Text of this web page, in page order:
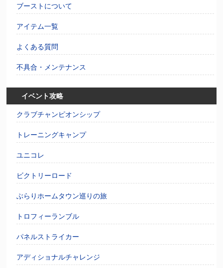
ブーストについて
アイテム一覧
よくある質問
不具合・メンテナンス
イベント攻略
クラブチャンピオンシップ
トレーニングキャンプ
ユニコレ
ビクトリーロード
ぶらりホームタウン巡りの旅
トロフィーランブル
パネルストライカー
アディショナルチャレンジ